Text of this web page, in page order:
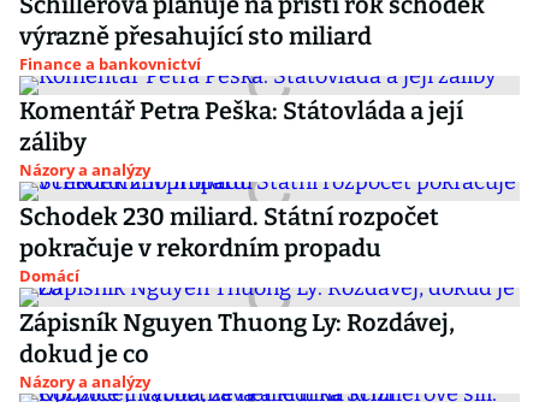
výrazně přesahující sto miliard
Finance a bankovnictví
Komentář Petra Peška: Státovláda a její
záliby
Názory a analýzy
Schodek 230 miliard. Státní rozpočet
pokračuje v rekordním propadu
Domácí
Zápisník Nguyen Thuong Ly: Rozdávej,
dokud je co
Názory a analýzy